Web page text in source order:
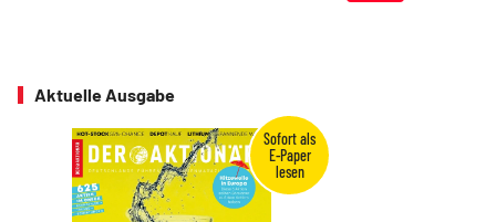
Aktuelle Ausgabe